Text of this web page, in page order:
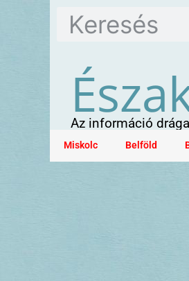
Az információ
Miskolc Belföld